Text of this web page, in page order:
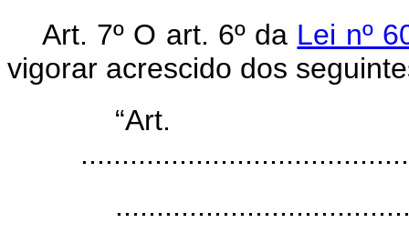
Art. 7º O art. 6º da Lei nº
vigorar acrescido dos